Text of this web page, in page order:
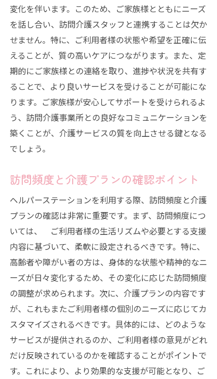
変化を伴います。このため、ご家族様とともにニーズ
を話し合い、訪問介護スタッフと連携することは欠か
せません。特に、ご利用者様の状態や希望を正確に伝
えることが、質の高いケアにつながります。また、定
期的にご家族様との連絡を取り、進捗や状況を共有す
ることで、より良いサービスを受けることが可能にな
ります。ご家族様が安心してサポートを受けられるよ
う、訪問介護事業所との良好なコミュニケーションを
築くことが、介護サービスの質を向上させる鍵となる
でしょう。
訪問頻度と介護プランの確認ポイント
ヘルパーステーションを利用する際、訪問頻度と介護
プランの確認は非常に重要です。まず、訪問頻度につ
いては、 ご利用者様の生活リズムや必要とする支援
内容に基づいて、柔軟に設定されるべきです。特に、
高齢者や障がい者の方は、身体的な状態や精神的なニ
ーズが日々変化するため、その変化に応じた訪問頻度
の調整が求められます。次に、介護プランの内容です
が、これもまたご利用者様の個別のニーズに応じてカ
スタマイズされるべきです。具体的には、どのような
サービスが提供されるのか、ご利用者様の意見がどれ
だけ反映されているのかを確認することがポイントで
す。これにより、より効果的な支援が可能となり、ご